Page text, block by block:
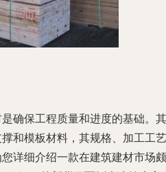
确保工程质量和进度的基础。其
和模板材料，其规格、加工工艺
详细介绍一款在建筑建材市场颇